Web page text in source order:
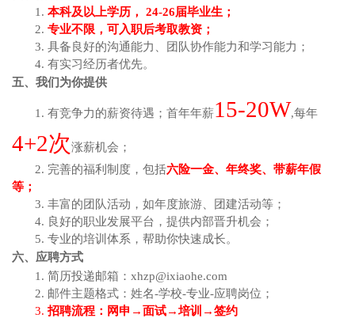
1. 本科及以上学历， 24-26届毕业生；
2. 专业不限，可入职后考取教资；
3. 具备良好的沟通能力、团队协作能力和学习能力；
4. 有实习经历者优先。
五、我们为你提供
1. 有竞争力的薪资待遇；首年年薪1 5-20W,每年
4+2次涨薪机会；
2. 完善的福利制度，包括六险一金、年终奖、带薪年假
等；
3. 丰富的团队活动，如年度旅游、团建活动等；
4. 良好的职业发展平台，提供内部晋升机会；
5. 专业的培训体系，帮助你快速成长。
六、应聘方式
1. 简历投递邮箱：xhzp@ixiaohe.com
2. 邮件主题格式：姓名-学校-专业-应聘岗位；
3. 招聘流程：网申 →面试→培训→签约